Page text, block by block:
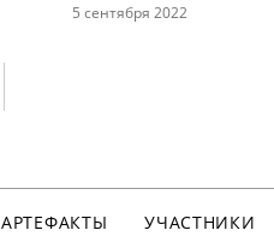
5 сентября 2022
АРТЕФАКТЫ
УЧАСТНИКИ